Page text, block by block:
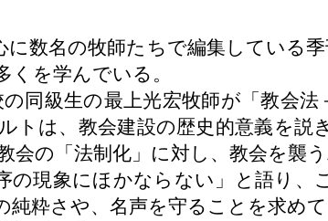
に数名の牧師たちで編集している
くを学んでいる。
の同級生の最上光宏牧師が「教会
トは、教会建設の歴史的意義を
会の「法制化」に対し、教会を襲
の現象にほかならない」と語り
純粋さや、名声を守ることを求め